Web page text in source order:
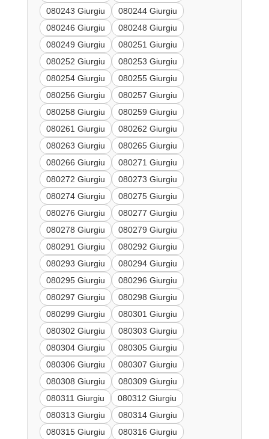
080243 Giurgiu
080244 Giurgiu
080246 Giurgiu
080248 Giurgiu
080249 Giurgiu
080251 Giurgiu
080252 Giurgiu
080253 Giurgiu
080254 Giurgiu
080255 Giurgiu
080256 Giurgiu
080257 Giurgiu
080258 Giurgiu
080259 Giurgiu
080261 Giurgiu
080262 Giurgiu
080263 Giurgiu
080265 Giurgiu
080266 Giurgiu
080271 Giurgiu
080272 Giurgiu
080273 Giurgiu
080274 Giurgiu
080275 Giurgiu
080276 Giurgiu
080277 Giurgiu
080278 Giurgiu
080279 Giurgiu
080291 Giurgiu
080292 Giurgiu
080293 Giurgiu
080294 Giurgiu
080295 Giurgiu
080296 Giurgiu
080297 Giurgiu
080298 Giurgiu
080299 Giurgiu
080301 Giurgiu
080302 Giurgiu
080303 Giurgiu
080304 Giurgiu
080305 Giurgiu
080306 Giurgiu
080307 Giurgiu
080308 Giurgiu
080309 Giurgiu
080311 Giurgiu
080312 Giurgiu
080313 Giurgiu
080314 Giurgiu
080315 Giurgiu
080316 Giurgiu